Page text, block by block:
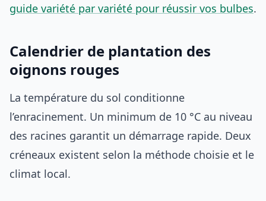
guide variété par variété pour réussir vos bulbes.
Calendrier de plantation des
oignons rouges
La température du sol conditionne
l’enracinement. Un minimum de 10 °C au niveau
des racines garantit un démarrage rapide. Deux
créneaux existent selon la méthode choisie et le
climat local.